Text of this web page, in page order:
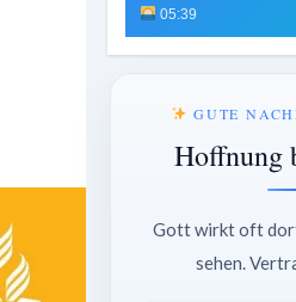
05:39
GUTE
Hoffnung
Gott wirkt oft
sehen.